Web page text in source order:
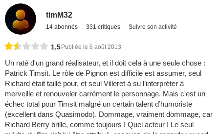
timM32
14 abonnés 331 critiques Suivre son activité
1,5 Publiée le 6 août 2013
Un raté d'un grand réalisateur, et il doit cela à une seule chose :
Patrick Timsit. Le rôle de Pignon est difficile est assumer, seul
Richard était taillé pour, et seul Villeret à su l’interpréter à
merveille et renouveler carrément le personnage. Mais c'est un
échec total pour Timsit malgré un certain talent d’humoriste
(excellent dans Quasimodo). Dommage, vraiment dommage, car
Richard Berry brille, comme toujours ! Quel acteur ! Le seul